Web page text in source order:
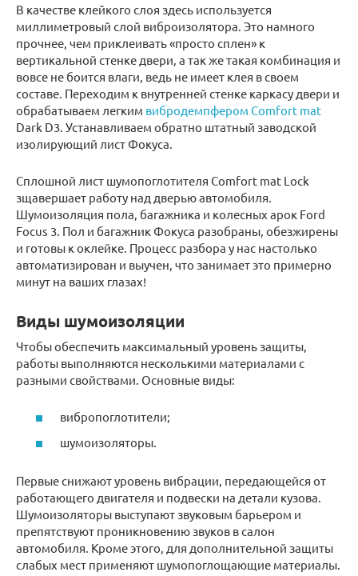
В качестве клейкого слоя здесь используется
миллиметровый слой виброизолятора. Это намного
прочнее, чем приклеивать «просто сплен» к
вертикальной стенке двери, а так же такая комбинация и
вовсе не боится влаги, ведь не имеет клея в своем
составе. Переходим к внутренней стенке каркасу двери и
обрабатываем легким вибродемпфером Comfort mat
Dark D3. Устанавливаем обратно штатный заводской
изолирующий лист Фокуса.
Сплошной лист шумопоглотителя Comfort mat Lock
зщавершает работу над дверью автомобиля.
Шумоизоляция пола, багажника и колесных арок Ford
Focus 3. Пол и багажник Фокуса разобраны, обезжирены
и готовы к оклейке. Процесс разбора у нас настолько
автоматизирован и выучен, что занимает это примерно
минут на ваших глазах!
Виды шумоизоляции
Чтобы обеспечить максимальный уровень защиты,
работы выполняются несколькими материалами с
разными свойствами. Основные виды:
вибропоглотители;
шумоизоляторы.
Первые снижают уровень вибрации, передающейся от
работающего двигателя и подвески на детали кузова.
Шумоизоляторы выступают звуковым барьером и
препятствуют проникновению звуков в салон
автомобиля. Кроме этого, для дополнительной защиты
слабых мест применяют шумопоглощающие материалы.